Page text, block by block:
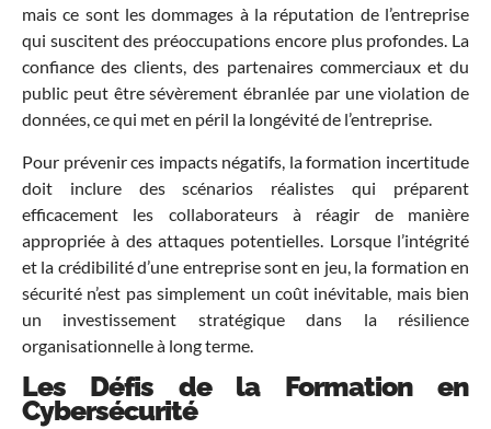
mais ce sont les dommages à la réputation de l’entreprise
qui suscitent des préoccupations encore plus profondes. La
confiance des clients, des partenaires commerciaux et du
public peut être sévèrement ébranlée par une violation de
données, ce qui met en péril la longévité de l’entreprise.
Pour prévenir ces impacts négatifs, la formation incertitude
doit inclure des scénarios réalistes qui préparent
efficacement les collaborateurs à réagir de manière
appropriée à des attaques potentielles. Lorsque l’intégrité
et la crédibilité d’une entreprise sont en jeu, la formation en
sécurité n’est pas simplement un coût inévitable, mais bien
un investissement stratégique dans la résilience
organisationnelle à long terme.
Les Défis de la Formation en
Cybersécurité